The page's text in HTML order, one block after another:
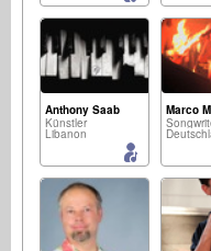
Anthony Saab
Künstler
Libanon
Marco